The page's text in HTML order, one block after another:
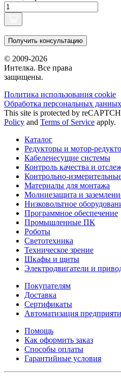
Получить консультацию
© 2009-2026
Интелка. Все права
защищены.
Политика использования сookie
Обработка персональных данных
This site is protected by
Policy and Terms of Service apply.
Каталог
Редукторы и мотор-
Кабеленесущие системы
Контроль качества и
Контрольно-
Материалы для монтажа
Молниезащита и
Низковольтное
Программное обеспечение
Промышленные ПК
Роботы
Светотехника
Техническое зрение
Шкафы и щиты
Электродвигатели и
Покупателям
Доставка
Сертификаты
Автоматизация
Помощь
Как оформить заказ
Способы оплаты
Гарантийные условия